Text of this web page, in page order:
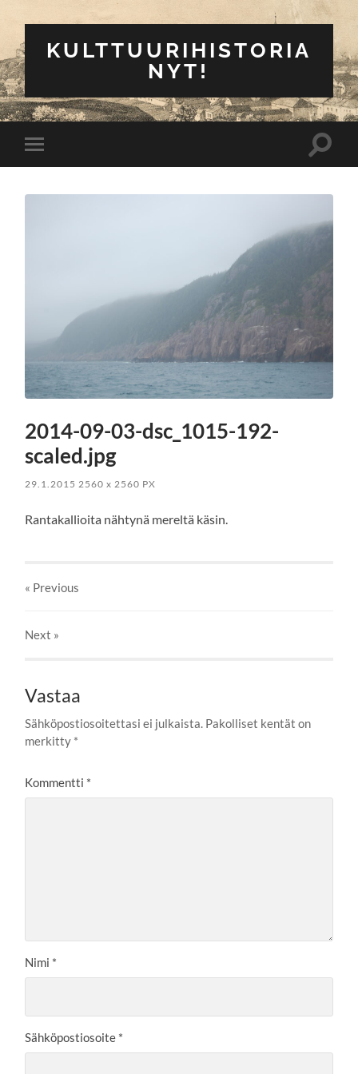
KULTTUURIHISTORIA
NYT!
Toggle
mobile
Toggle
2014-09-03-dsc_1015-192-
scaled.jpg
29.1.2015 2560x 2560 PX
Rantakallioita nähtynä mereltä käsin.
« Previous
Next »
Vastaa
Sähköpostiosoitettasi ei julkaista. Pakolliset kentät on
merkitty *
Kommentti *
Nimi *
Sähköpostiosoite *